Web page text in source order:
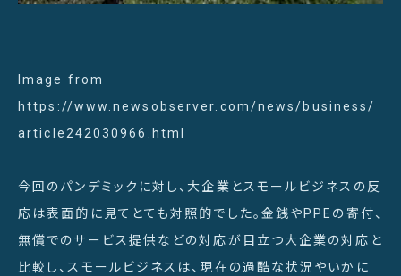
Image from
https://www.newsobserver.com/news/business/
article242030966.html
今回のパンデミックに対し、大企業とスモールビジネスの反
応は表面的に見てとても対照的でした。金銭やPPEの寄付、
無償でのサービス提供などの対応が目立つ大企業の対応と
比較し、スモールビジネスは、現在の過酷な状況やいかに